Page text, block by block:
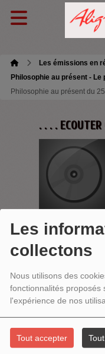
Les
collectons
Nous utilisons des
fonctionnalités proposés
l'expérience de nos
Tout accepter
Les émissions en
Philosophie au présent - Le
Philosophie au présent du
. . . .
25/04/2026
SIMONE DE